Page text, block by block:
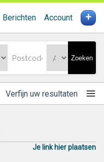
Berichten Account +
Zoeken
Verfijn uw resultaten
Je link hier plaatsen